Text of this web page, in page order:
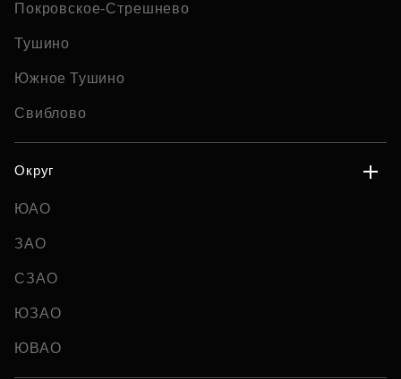
Покровское-Стрешнево
Тушино
Южное Тушино
Свиблово
Округ
ЮАО
ЗАО
СЗАО
ЮЗАО
ЮВАО